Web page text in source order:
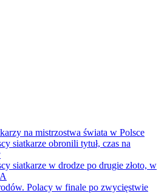
na mistrzostwa świata w Polsce
siatkarze obronili tytuł, czas na
siatkarze w drodze po drugie złoto, w
Polacy w finale po zwycięstwie